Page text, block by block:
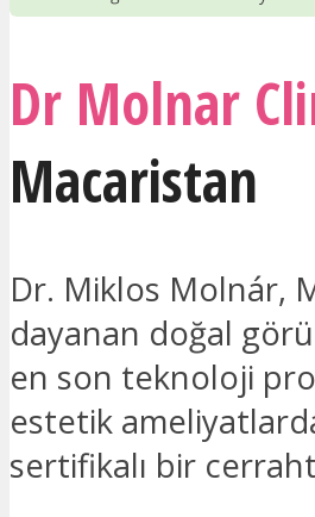
Dr Molnar
Macaristan
Dr. Miklos Molnár,
dayanan doğal
en son teknoloji
estetik
sertifikalı bir